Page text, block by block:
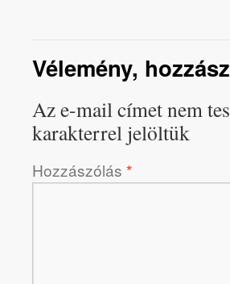
Vélemény,
Az e-mail címet nem
karakterrel jelöltük
Hozzászólás *